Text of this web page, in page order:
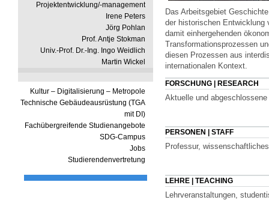
Projektentwicklung/-management
Irene Peters
Jörg Pohlan
Prof. Antje Stokman
Univ.-Prof. Dr.-Ing. Ingo Weidlich
Martin Wickel
Kultur – Digitalisierung – Metropole
Technische Gebäudeausrüstung (TGA
mit DI)
Fachübergreifende Studienangebote
SDG-Campus
Jobs
Studierendenvertretung
Das Arbeitsgebiet
der historischen Entwicklung
damit einhergehenden
Transformationsprozessen
diesen Prozessen aus
internationalen Kontext.
FORSCHUNG | RESEARCH
Aktuelle und
PERSONEN | STAFF
Professur,
LEHRE | TEACHING
Lehrveranstaltungen,